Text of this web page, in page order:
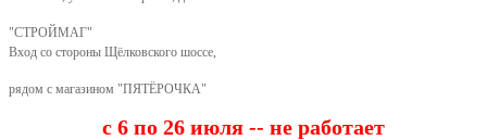
"СТРОЙМАГ"
Вход со стороны Щёлковского шоссе,
рядом с магазином "ПЯТЁРОЧКА"
с 6 по 26 июля -- не работает